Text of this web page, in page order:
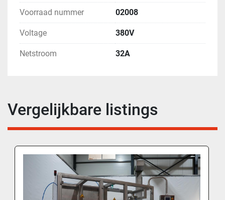
Voorraad nummer 02008
Voltage 380V
Netstroom 32A
Vergelijkbare listings